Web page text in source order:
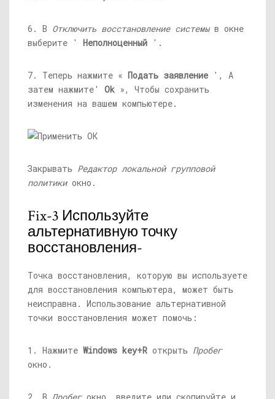
6. В Отключить восстановление системыв окне
выберите ' Неполноценный '.
7. Теперь нажмите « Подать заявление ', А
затем нажмите' Ok », Чтобы сохранить
изменения на вашем компьютере.
Закрывать Редактор локальной групповой
политикиокно.
Fix-3 Используйте
альтернативную точку
восстановления-
Точка восстановления, которую вы используете
для восстановления компьютера, может быть
неисправна. Использование альтернативной
точки восстановления может помочь:
1. Нажмите Windows key+R открыть Пробег
окно.